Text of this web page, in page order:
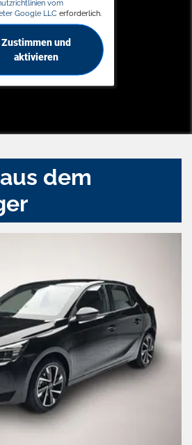
vom
Google LLC erforderlich.
Zustimmen und
aktivieren
dem